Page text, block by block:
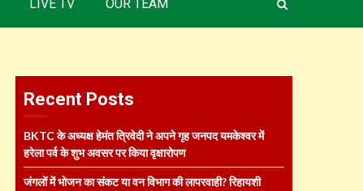
LIVE TV OUR TEAM
Recent Posts
BKTC के अध्यक्ष हेमंत त्रिवेदी ने अपने गृह जनपद यमकेश्वर में
हरेला पर्व के शुभ अवसर पर किया वृक्षारोपण
जंगलों में भोजन का संकट या वन विभाग की लापरवाही? रिहायशी